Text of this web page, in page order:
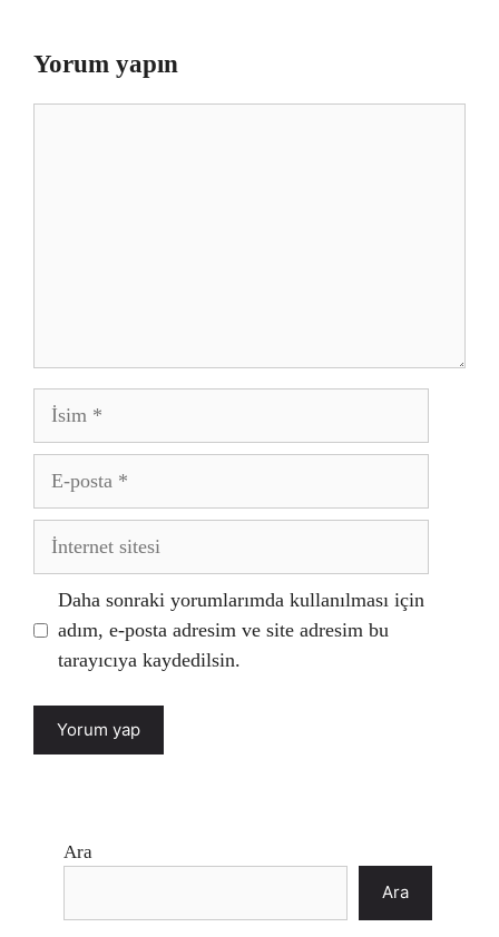
Yorum yapın
İsim
posta
İnternet
Daha sonraki yorumlarımda kullanılması için
adım, e-posta adresim ve site adresim bu
tarayıcıya kaydedilsin.
Ara
Ara